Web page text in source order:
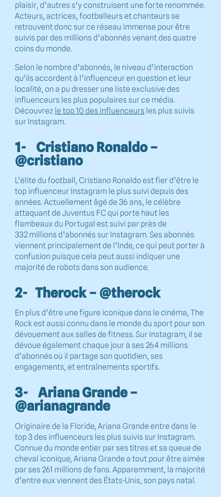
plaisir, d’autres s’y construisent une forte renommée.
Acteurs, actrices, footballeurs et chanteurs se
retrouvent donc sur ce réseau immense pour être
suivis par des millions d’abonnés venant des quatre
coins du monde.
Selon le nombre d’abonnés, le niveau d’interaction
qu’ils accordent à l’influenceur en question et leur
localité, on a pu dresser une liste exclusive des
influenceurs les plus populaires sur ce média.
Découvrez le top 10 des influenceurs les plus suivis
sur Instagram.
1- Cristiano Ronaldo –
@cristiano
L’élite du football, Cristiano Ronaldo est fier d’être le
top influenceur Instagram le plus suivi depuis des
années. Actuellement âgé de 36 ans, le célèbre
attaquant de Juventus FC qui porte haut les
flambeaux du Portugal est suivi par près de
332 millions d’abonnés sur Instagram. Ses abonnés
viennent principalement de l’Inde, ce qui peut porter à
confusion puisque cela peut aussi indiquer une
majorité de robots dans son audience.
2- Therock – @therock
En plus d’être une figure iconique dans le cinéma, The
Rock est aussi connu dans le monde du sport pour son
dévouement aux salles de fitness. Sur Instagram, il se
dévoue également chaque jour à ses 264 millions
d’abonnés où il partage son quotidien, ses
engagements, et entraînements sportifs.
3- Ariana Grande –
@arianagrande
Originaire de la Floride, Ariana Grande entre dans le
top 3 des influenceurs les plus suivis sur Instagram.
Connue du monde entier par ses titres et sa queue de
cheval iconique, Ariana Grande a tout pour être aimée
par ses 261 millions de fans. Apparemment, la majorité
d’entre eux viennent des États-Unis, son pays natal.